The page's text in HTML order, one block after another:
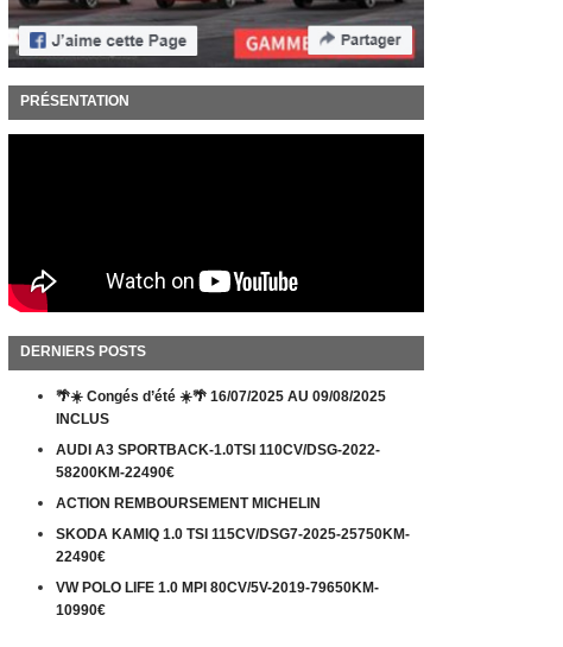
PRÉSENTATION
DERNIERS POSTS
🌴☀️ Congés d’été ☀️🌴 16/07/2025 AU 09/08/2025
INCLUS
AUDI A3 SPORTBACK-1.0TSI 110CV/DSG-2022-
58200KM-22490€
ACTION REMBOURSEMENT MICHELIN
SKODA KAMIQ 1.0 TSI 115CV/DSG7-2025-25750KM-
22490€
VW POLO LIFE 1.0 MPI 80CV/5V-2019-79650KM-
10990€